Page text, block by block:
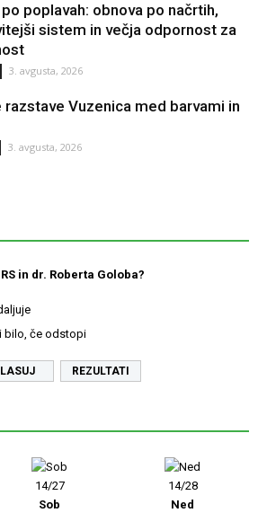
poplavah: obnova po načrtih,
sistem in večja odpornost za
3. avgusta, 2026
razstave Vuzenica med barvami in
3. avgusta, 2026
in dr. Roberta Goloba?
bilo, če odstopi
REZULTATI
14/27
Sob
14/28
Ned